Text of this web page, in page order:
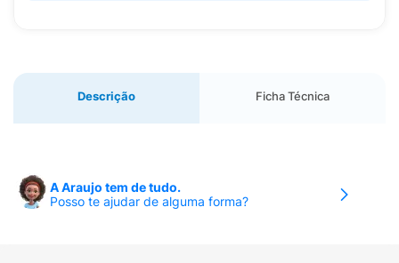
Descrição Ficha Técnica
A Araujo tem de tudo.
Posso te ajudar de alguma forma?